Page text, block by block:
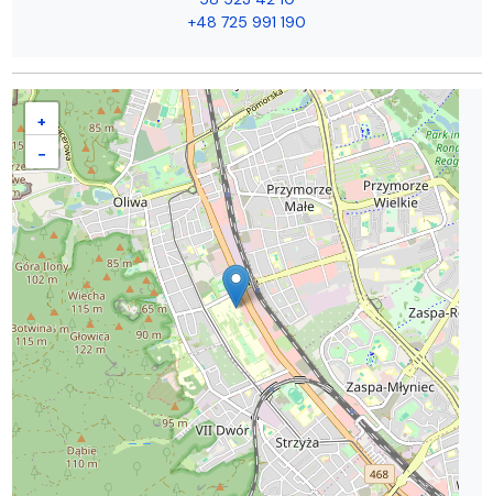
+48 725 991 190
+
−